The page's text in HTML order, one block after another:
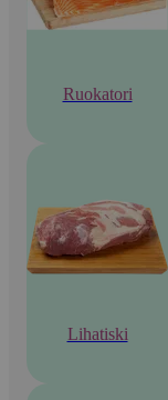
Ruokatori
Lihatiski